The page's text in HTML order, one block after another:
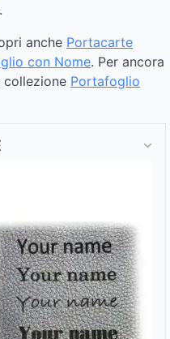
anche Portacarte
con Nome. Per ancora
collezione Portafoglio